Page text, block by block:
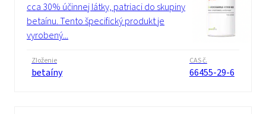
cca 30% účinnej látky, patriaci do skupiny
betaínu. Tento špecifický produkt je
vyrobený...
Zloženie
betaíny
CAS č.
66455-29-6